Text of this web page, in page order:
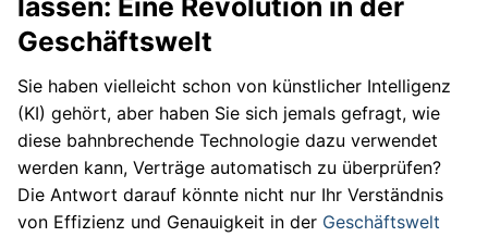
Geschäftswelt
Sie haben vielleicht schon von künstlicher Intelligenz
(KI) gehört, aber haben Sie sich jemals gefragt, wie
diese bahnbrechende Technologie dazu verwendet
werden kann, Verträge automatisch zu überprüfen?
Die Antwort darauf könnte nicht nur Ihr Verständnis
von Effizienz und Genauigkeit in der Geschäftswelt